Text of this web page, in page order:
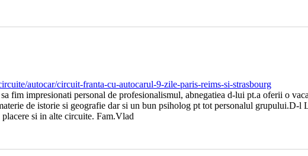
autocar/circuit-franta-cu-autocarul-9-zile-paris-reims-si-strasbourg
fim impresionati personal de profesionalismul, abnegatiea d-lui pt.a oferii o
de istorie si geografie dar si un bun psiholog pt tot personalul
si in alte circuite. Fam.Vlad